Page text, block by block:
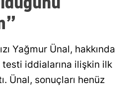
Yağmur Ünal, hakkında
testi iddialarına ilişkin ilk
Ünal, sonuçları henüz